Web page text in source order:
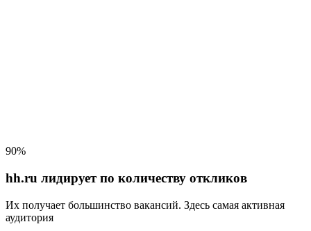
90%
hh.ru лидирует по количеству откликов
Их получает большинство вакансий. Здесь самая активная
аудитория